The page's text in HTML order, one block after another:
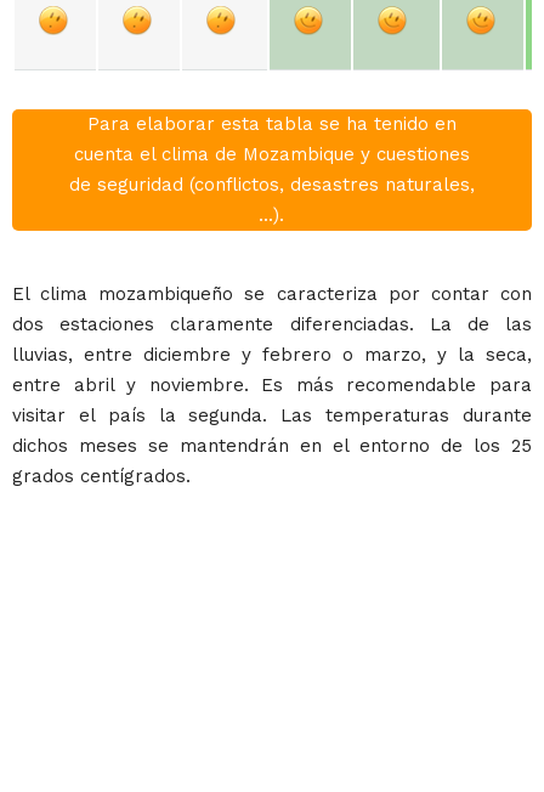
Para elaborar esta tabla se ha tenido en
cuenta el clima de Mozambique y cuestiones
de seguridad (conflictos, desastres naturales,
...).
El clima mozambiqueño se caracteriza por contar con
dos estaciones claramente diferenciadas. La de las
lluvias, entre diciembre y febrero o marzo, y la seca,
entre abril y noviembre. Es más recomendable para
visitar el país la segunda. Las temperaturas durante
dichos meses se mantendrán en el entorno de los 25
grados centígrados.